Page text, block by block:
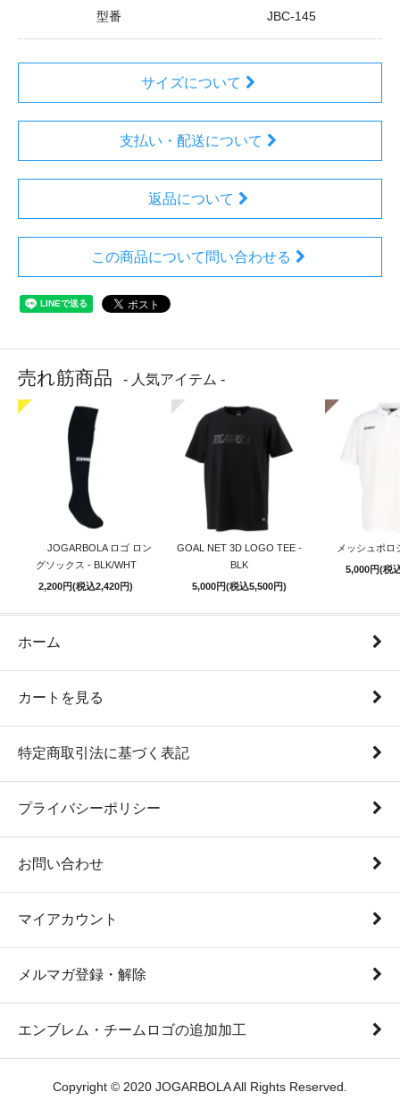
型番 JBC-145
サイズについて
支払い・配送について
返品について
この商品について問い合わせる
売れ筋商品 - 人気アイテム -
JOGARBOLA ロゴ ロン
グソックス - BLK/WHT
2,200円(税込2,420円)
GOAL NET 3D LOGO TEE -
BLK
5,000円(税込5,500円)
メッシュポロ
5,000円(税
ホーム
カートを見る
特定商取引法に基づく表記
プライバシーポリシー
お問い合わせ
マイアカウント
メルマガ登録・解除
エンブレム・チームロゴの追加加工
Copyright © 2020 JOGARBOLA All Rights Reserved.